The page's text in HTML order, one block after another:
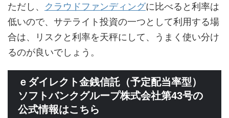
ただし、 クラウドファンディングに比べると利率は
低いので、サテライト投資の一つとして利用する場
合は、リスクと利率を天秤にして、うまく使い分け
るのが良いでしょう。
ｅダイレクト金銭信託（予定配当率型）
ソフトバンクグループ株式会社第43号の
公式情報はこちら